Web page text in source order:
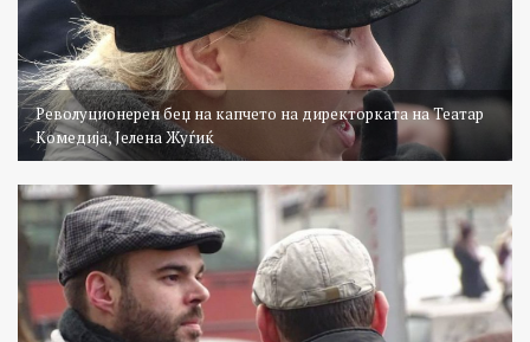
Револуционерен беџ на капчето на директорката на Театар
Комедија, Јелена Жуѓиќ